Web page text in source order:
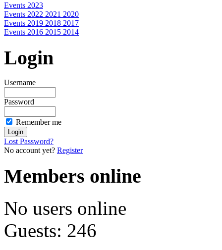
Events 2023
Events 2022 2021 2020
Events 2019 2018 2017
Events 2016 2015 2014
Login
Username
Password
Remember me
Lost Password?
No account yet? Register
Members online
No users online
Guests: 246